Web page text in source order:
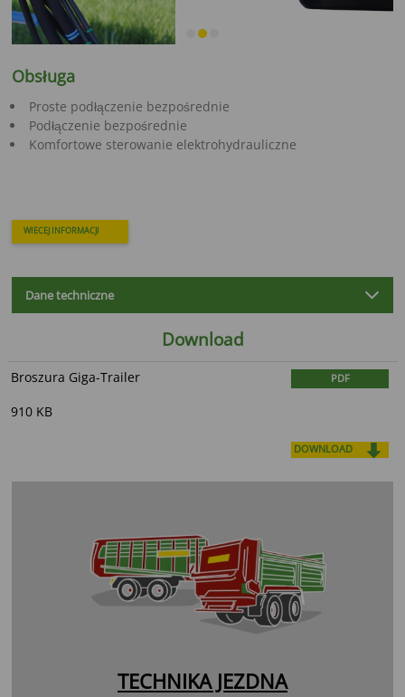
Obsługa
Proste podłączenie bezpośrednie
Podłączenie bezpośrednie
Komfortowe sterowanie elektrohydrauliczne
WIECEJ INFORMACJI
Dane techniczne
Download
Broszura Giga-Trailer PDF
910 KB
DOWNLOAD
TECHNIKA JEZDNA